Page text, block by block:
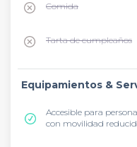
Comida
Tarta de cumpleaños
Equipamientos &
Accesible para
con movilidad